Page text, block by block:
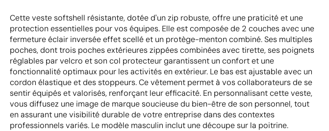
Cette veste softshell résistante, dotée d'un zip robuste, offre une praticité et une
protection essentielles pour vos équipes. Elle est composée de 2 couches avec une
fermeture éclair inversée effet scellé et un protège-menton combiné. Ses multiples
poches, dont trois poches extérieures zippées combinées avec tirette, ses poignets
réglables par velcro et son col protecteur garantissent un confort et une
fonctionnalité optimaux pour les activités en extérieur. Le bas est ajustable avec un
cordon élastique et des stoppeurs. Ce vêtement permet à vos collaborateurs de se
sentir équipés et valorisés, renforçant leur efficacité. En personnalisant cette veste,
vous diffusez une image de marque soucieuse du bien-être de son personnel, tout
en assurant une visibilité durable de votre entreprise dans des contextes
professionnels variés. Le modèle masculin inclut une découpe sur la poitrine.